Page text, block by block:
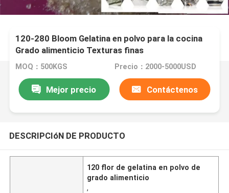
120-280 Bloom Gelatina en polvo para la cocina
Grado alimenticio Texturas finas
MOQ：500KGS Precio：2000-5000USD
Mejor precio Contáctenos
DESCRIPCIóN DE PRODUCTO
120 flor de gelatina en polvo de
grado alimenticio
,